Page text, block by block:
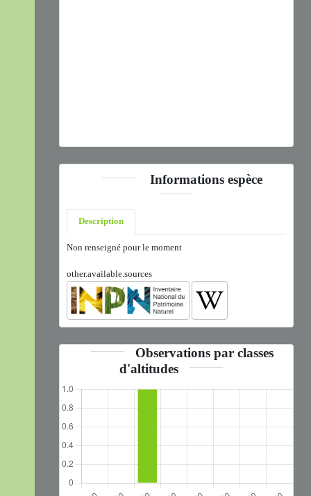
Informations espèce
Description
Non renseigné pour le moment
other.available.sources
Observations par classes
d'altitudes